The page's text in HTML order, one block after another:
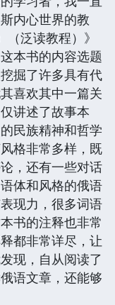
内心世界的教
泛读教程）》
本书的内容选题
掘了许多具有代
喜欢其中一篇关
讲述了故事本
民族精神和哲学
格非常多样，既
，还有一些对话
体和风格的俄语
现力，很多词语
书的注释也非常
都非常详尽，让
现，自从阅读了
语文章，还能够